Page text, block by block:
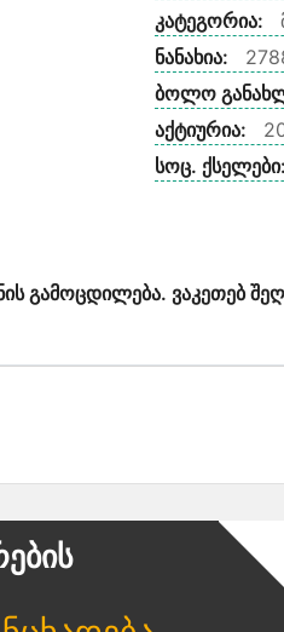
კატეგორია:
ნანახია:
ბოლო
აქტიურია:
სოც. ქსელები:
გამოცდილება. ვაკეთებ